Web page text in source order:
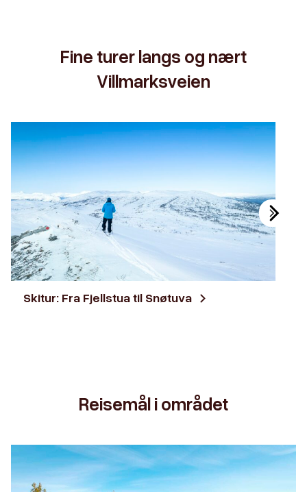
Fine turer langs og nært
Villmarksveien
Skitur: Fra Fjellstua til Snøtuva
Reisemål i området